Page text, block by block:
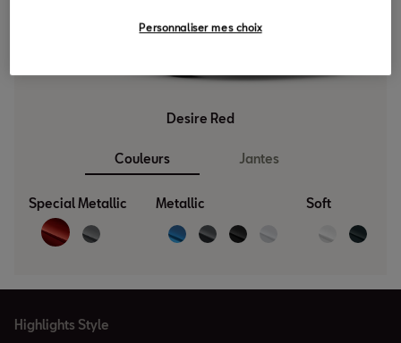
Desire Red
Couleurs Jantes
Special Metallic Metallic Soft
Highlights Style
Personnaliser mes choix